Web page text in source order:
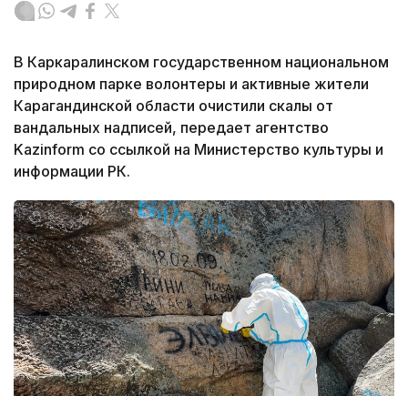
В Каркаралинском государственном национальном
природном парке волонтеры и активные жители
Карагандинской области очистили скалы от
вандальных надписей, передает агентство
Kazinform со ссылкой на Министерство культуры и
информации РК.